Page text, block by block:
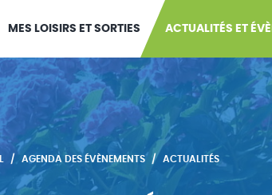
MES LOISIRS ET SORTIES ACTUALITÉS ET
AGENDA DES ÉVÈNEMENTS ACTUALITÉS